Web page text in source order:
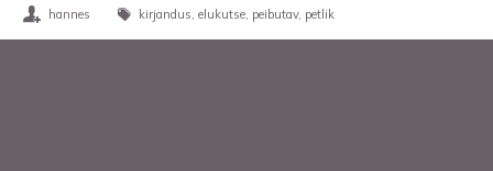
hannes kirjandus elukutse peibutav petlik